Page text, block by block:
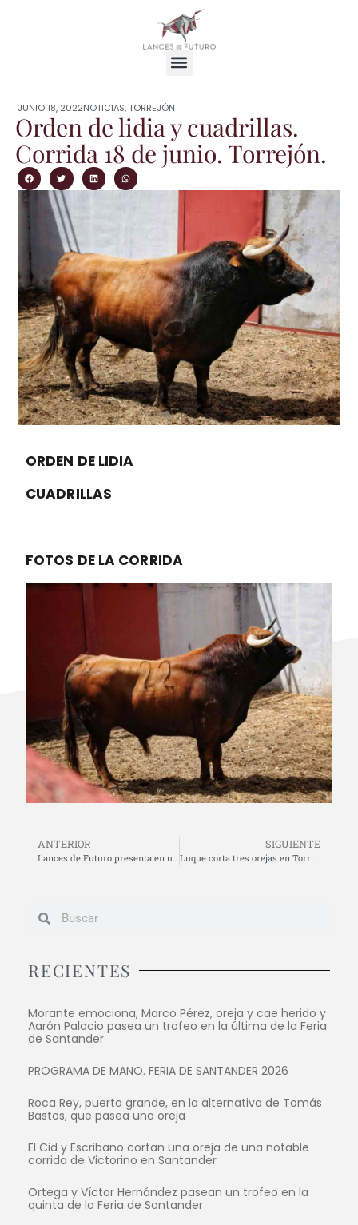
JUNIO 18, 2022NOTICIAS,TORREJÓN
Orden de lidia y cuadrillas.
Corrida 18 de junio. Torrejón.
ORDEN DE LIDIA
CUADRILLAS
FOTOS DE LA CORRIDA
ANTERIOR
Lances de Futuro presenta en un multitudinario acto en Gijón los carteles de la Feria de Santiago 2022
SIGUIENTE
Luque corta tres orejas en Torrejón en el regreso de Fortes
RECIENTES
Morante emociona, Marco Pérez, oreja y cae herido y
Aarón Palacio pasea un trofeo en la última de la Feria
de Santander
PROGRAMA DE MANO. FERIA DE SANTANDER 2026
Roca Rey, puerta grande, en la alternativa de Tomás
Bastos, que pasea una oreja
El Cid y Escribano cortan una oreja de una notable
corrida de Victorino en Santander
Ortega y Víctor Hernández pasean un trofeo en la
quinta de la Feria de Santander